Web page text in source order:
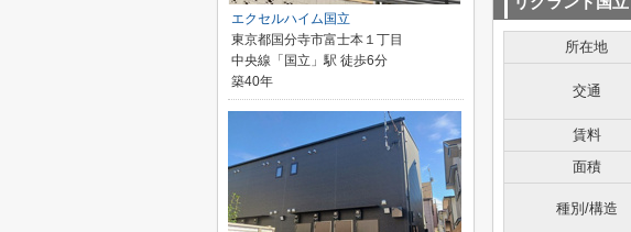
所在地
交通
賃料
面積
種別/構造
エクセルハイム国立
東京都国分寺市富士本１丁目
中央線「国立」駅 徒歩6分
築40年